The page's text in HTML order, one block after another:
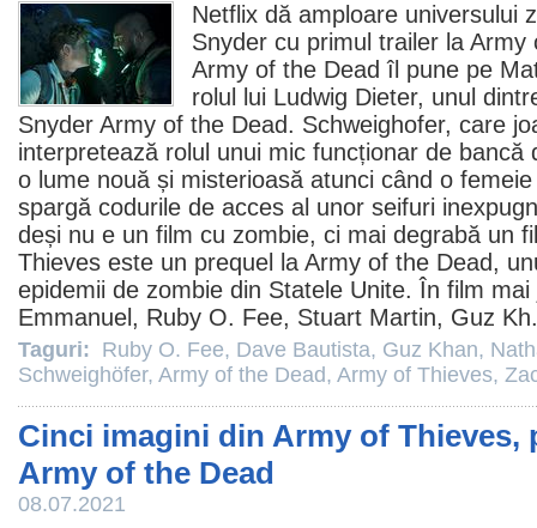
Netflix dă amploare universului
Snyder cu primul trailer la Army
Army of the Dead îl pune pe
rolul lui Ludwig Dieter, unul
Snyder Army of the Dead. Schweighofer, care
interpretează rolul unui mic funcționar de
o lume nouă și misterioasă atunci când o
spargă codurile de acces al unor seifuri
deși nu e un film cu zombie, ci mai degrabă un
Thieves este un prequel la Army of the Dead,
epidemii de zombie din Statele Unite. În film
Emmanuel , Ruby O. Fee, Stuart Martin, Guz Kh
Taguri: Ruby O. Fee, Dave Bautista, Guz Khan,
Schweighöfer, Army of the Dead, Army of Thieves,
Cinci imagini din Army of Thieves,
Army of the Dead
08.07.2021